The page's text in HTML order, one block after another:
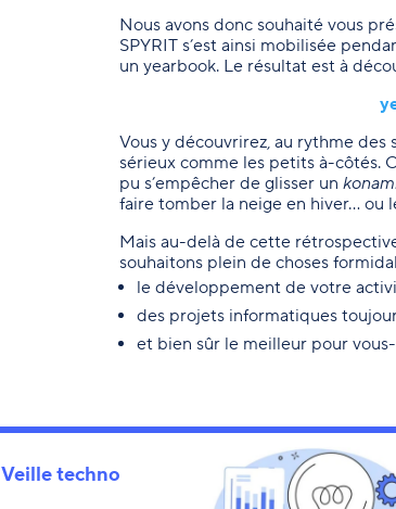
Nous avons donc souhaité vous
SPYRIT s’est ainsi mobilisée
un yearbook. Le résultat est à
Vous y découvrirez, au rythme
sérieux comme les petits à-côtés.
pu s’empêcher de glisser un
faire tomber la neige en hiver… ou
Mais au-delà de cette
souhaitons plein de choses
le développement de votre
des projets informatiques
et bien sûr le meilleur pour
Veille techno